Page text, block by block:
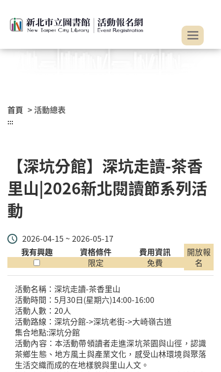
首頁 > 活動總表
:::
【深坑分館】深坑走讀-茶香
里山|2026新北閱讀節系列活
動
2026-04-15 ~ 2026-05-17
我有興趣
資格條件
限定
費用資訊
免費
開放報
名
活動名稱：深坑走讀-茶香里山
活動時間：5月30日(星期六)14:00-16:00
活動人數：20人
活動路線：深坑分館->深坑老街->大崎嶺古道
集合地點:深坑分館
活動內容：本活動帶領讀者走進深坑茶園與山徑，認識
茶鄉生態、地方風土與產業文化，感受山林環境與聚落
生活交織而成的在地樣貌與里山人文。